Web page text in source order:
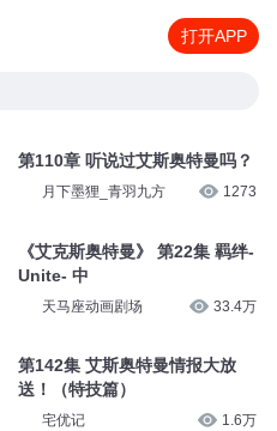
打开APP
第110章 听说过艾斯奥特曼吗？
月下墨狸_青羽九方 1273
《艾克斯奥特曼》 第22集 羁绊-
Unite- 中
天马座动画剧场 33.4万
第142集 艾斯奥特曼情报大放
送！（特技篇）
宅优记 1.6万